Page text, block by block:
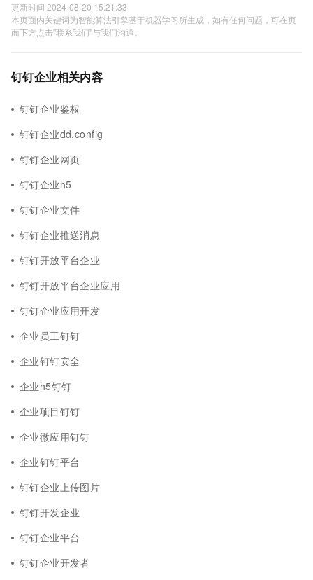
更新时间 2024-08-20 15:21:33
本页面内关键词为智能算法引擎基于机器学习所生成，如有任何问题，可在页
面下方点击"联系我们"与我们沟通。
钉钉企业相关内容
钉钉企业鉴权
钉钉企业dd.config
钉钉企业网页
钉钉企业h5
钉钉企业文件
钉钉企业推送消息
钉钉开放平台企业
钉钉开放平台企业应用
钉钉企业应用开发
企业员工钉钉
企业钉钉安全
企业h5钉钉
企业项目钉钉
企业微应用钉钉
企业钉钉平台
钉钉企业上传图片
钉钉开发企业
钉钉企业平台
钉钉企业开发者